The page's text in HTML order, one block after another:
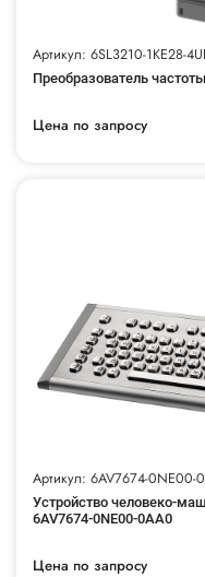
Артикул: 6SL3210-1KE28-
Преобразователь
Цена по запросу
Артикул: 6AV7674-0NE00-
Устройство человеко-
6AV7674-0NE00-0AA0
Цена по запросу